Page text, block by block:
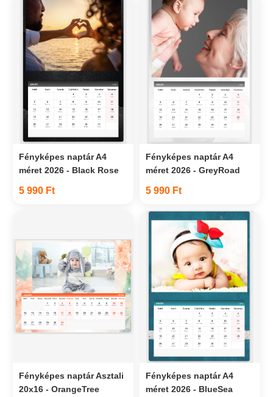
Fényképes naptár A4
méret 2026 - Black Rose
5 990 Ft
Fényképes naptár A4
méret 2026 - GreyRoad
5 990 Ft
Fényképes naptár Asztali
20x16 - OrangeTree
Fényképes naptár A4
méret 2026 - BlueSea